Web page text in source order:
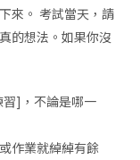
來。 考試當天，請
的想法。如果你沒
]，不論是哪一
作業就綽綽有餘